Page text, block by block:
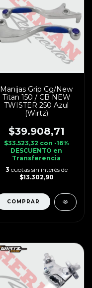
Manijas Grip Cg/New
Titan 150 / CB NEW
TWISTER 250 Azul
(Wirtz)
$39.908,71
$33.523,32 con -16%
DESCUENTO en
Transferencia
3 cuotas sin interés de
$13.302,90